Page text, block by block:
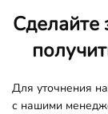
Сделайте
Для уточнения
с нашими